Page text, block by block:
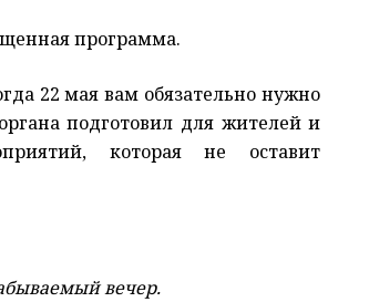
программа.
22 мая вам обязательно нужно
подготовил для жителей и
которая не оставит
вечер.